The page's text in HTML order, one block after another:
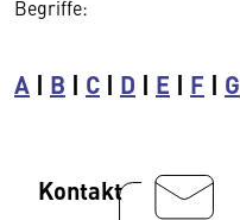
Begriffe:
A | B | C | D | E | F | G
Kontakt